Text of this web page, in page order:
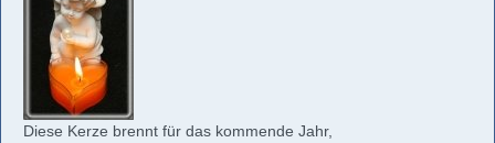
Diese Kerze brennt für das kommende Jahr,